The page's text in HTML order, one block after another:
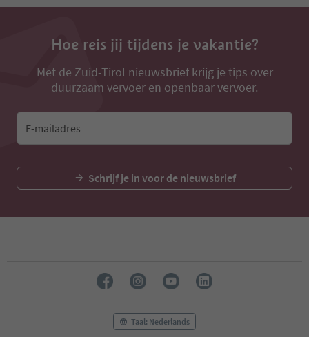
Hoe reis jij tijdens je vakantie?
Met de Zuid-Tirol nieuwsbrief krijg je tips over
duurzaam vervoer en openbaar vervoer.
E-mailadres
Schrijf je in voor de nieuwsbrief
Taal: Nederlands